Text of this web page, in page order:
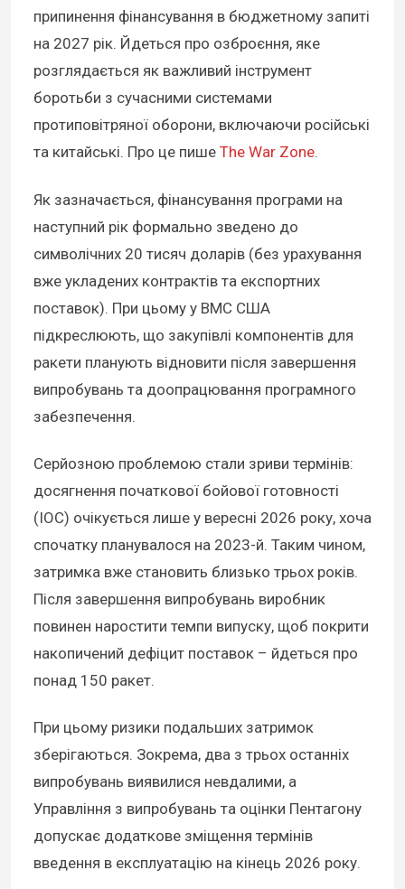
припинення фінансування в бюджетному запиті
на 2027 рік. Йдеться про озброєння, яке
розглядається як важливий інструмент
боротьби з сучасними системами
протиповітряної оборони, включаючи російські
та китайські. Про це пише The War Zone.
Як зазначається, фінансування програми на
наступний рік формально зведено до
символічних 20 тисяч доларів (без урахування
вже укладених контрактів та експортних
поставок). При цьому у ВМС США
підкреслюють, що закупівлі компонентів для
ракети планують відновити після завершення
випробувань та доопрацювання програмного
забезпечення.
Серйозною проблемою стали зриви термінів:
досягнення початкової бойової готовності
(IOC) очікується лише у вересні 2026 року, хоча
спочатку планувалося на 2023-й. Таким чином,
затримка вже становить близько трьох років.
Після завершення випробувань виробник
повинен наростити темпи випуску, щоб покрити
накопичений дефіцит поставок – йдеться про
понад 150 ракет.
При цьому ризики подальших затримок
зберігаються. Зокрема, два з трьох останніх
випробувань виявилися невдалими, а
Управління з випробувань та оцінки Пентагону
допускає додаткове зміщення термінів
введення в експлуатацію на кінець 2026 року.